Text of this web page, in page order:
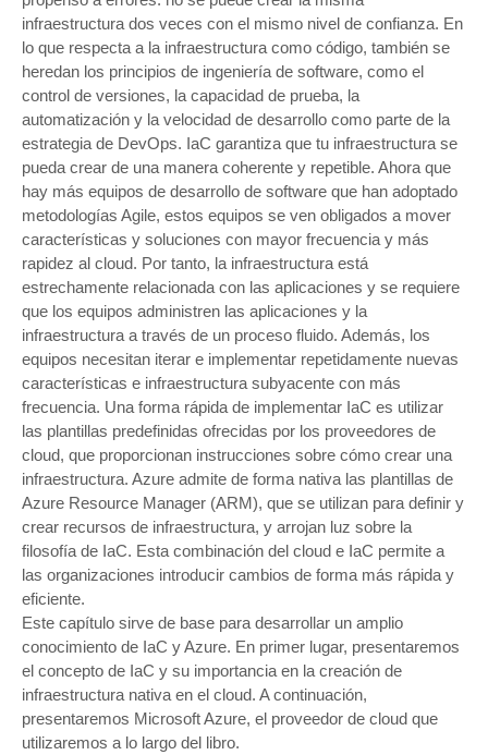
infraestructura dos veces con el mismo nivel de confianza. En
lo que respecta a la infraestructura como código, también se
heredan los principios de ingeniería de software, como el
control de versiones, la capacidad de prueba, la
automatización y la velocidad de desarrollo como parte de la
estrategia de DevOps. IaC garantiza que tu infraestructura se
pueda crear de una manera coherente y repetible. Ahora que
hay más equipos de desarrollo de software que han adoptado
metodologías Agile, estos equipos se ven obligados a mover
características y soluciones con mayor frecuencia y más
rapidez al cloud. Por tanto, la infraestructura está
estrechamente relacionada con las aplicaciones y se requiere
que los equipos administren las aplicaciones y la
infraestructura a través de un proceso fluido. Además, los
equipos necesitan iterar e implementar repetidamente nuevas
características e infraestructura subyacente con más
frecuencia. Una forma rápida de implementar IaC es utilizar
las plantillas predefinidas ofrecidas por los proveedores de
cloud, que proporcionan instrucciones sobre cómo crear una
infraestructura. Azure admite de forma nativa las plantillas de
Azure Resource Manager (ARM), que se utilizan para definir y
crear recursos de infraestructura, y arrojan luz sobre la
filosofía de IaC. Esta combinación del cloud e IaC permite a
las organizaciones introducir cambios de forma más rápida y
eficiente.
Este capítulo sirve de base para desarrollar un amplio
conocimiento de IaC y Azure. En primer lugar, presentaremos
el concepto de IaC y su importancia en la creación de
infraestructura nativa en el cloud. A continuación,
presentaremos Microsoft Azure, el proveedor de cloud que
utilizaremos a lo largo del libro.